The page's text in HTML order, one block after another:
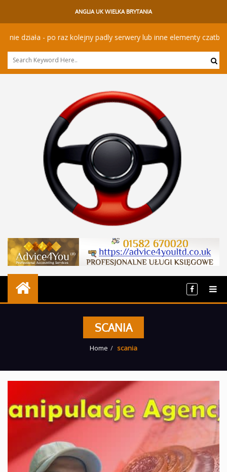
ANGLIA UK WIELKA BRYTANIA
działa - po raz kolejny padly serwery lub inne elementy czatbota
SCANIA
Home scania